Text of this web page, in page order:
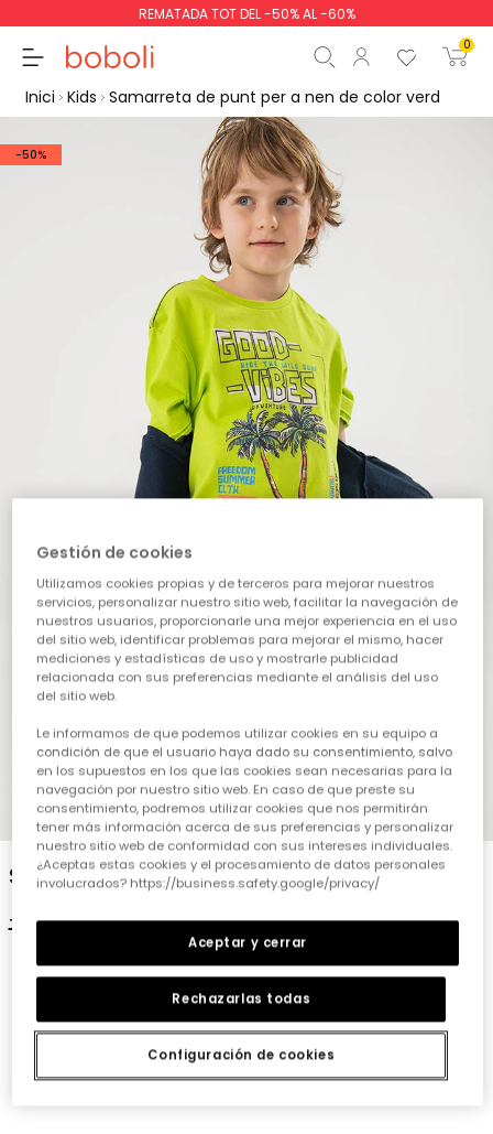
REMATADA TOT DEL -50% AL -60%
0
Continua Començar la
Inici Kids Samarreta de punt per a nen de color verd
-50%
1 2 3 4 5
Samarreta de punt per a nen de color verd
19,95 € 9,95 €
Gestión de cookies
Utilizamos cookies propias y de terceros para mejorar nuestros
servicios, personalizar nuestro sitio web, facilitar la navegación de
nuestros usuarios, proporcionarle una mejor experiencia en el uso
del sitio web, identificar problemas para mejorar el mismo, hacer
mediciones y estadísticas de uso y mostrarle publicidad
relacionada con sus preferencias mediante el análisis del uso
del sitio web.
Le informamos de que podemos utilizar cookies en su equipo a
condición de que el usuario haya dado su consentimiento, salvo
en los supuestos en los que las cookies sean necesarias para la
navegación por nuestro sitio web. En caso de que preste su
consentimiento, podremos utilizar cookies que nos permitirán
tener más información acerca de sus preferencias y personalizar
nuestro sitio web de conformidad con sus intereses individuales.
¿Aceptas estas cookies y el procesamiento de datos personales
involucrados? https://business.safety.google/privacy/
Configuración de cookies
Rechazarlas todas
Aceptar y cerrar